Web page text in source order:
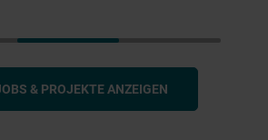
& PROJEKTE ANZEIGEN